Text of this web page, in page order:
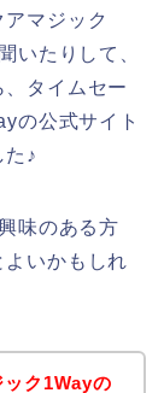
マジック
いたりして、
タイムセー
の公式サイト
た♪
味のある方
いかもしれ
ク1Wayの